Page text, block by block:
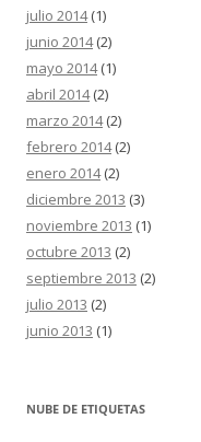
julio 2014(1)
junio 2014(2)
mayo 2014(1)
abril 2014(2)
marzo 2014(2)
febrero 2014(2)
enero 2014(2)
diciembre 2013 (3)
noviembre 2013 (1)
octubre 2013 (2)
septiembre 2013 (2)
julio 2013 (2)
junio 2013 (1)
NUBE DE ETIQUETAS